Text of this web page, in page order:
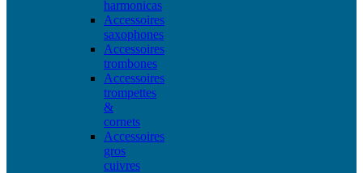
harmonicas
Accessoires
saxophones
Accessoires
trombones
Accessoires
trompettes
&
cornets
Accessoires
gros
cuivres